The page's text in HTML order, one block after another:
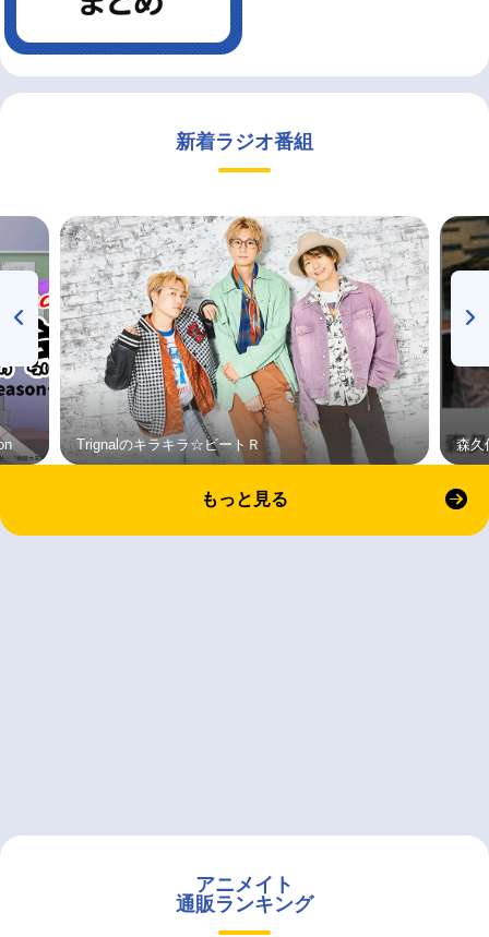
新着ラジオ番組
Trignalのキラキラ☆ビートＲ 森久
もっと見る
アニメイト
通販ランキング